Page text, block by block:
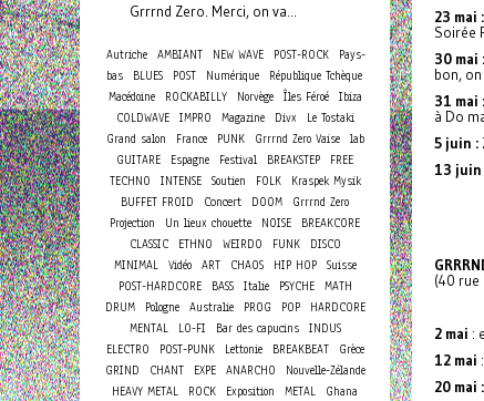
23 mai :
Soirée
30 mai :
bon,
31 mai :
à Do
5 juin :
13 juin
(40 rue
2 mai :
12 mai
20 mai :
Grrrnd Zero. Merci, on va...
Autriche AMBIANT NEW WAVE POST-ROCK
Pays-
bas
BLUES POST Numérique
République Tchèque
Macédoine
ROCKABILLY Norvège Îles Féroé
Ibiza
COLDWAVE
IMPRO Magazine Divx
Le Tostaki
Grand salon
France PUNK Grrrnd Zero Vaise
lab
GUITARE
Espagne Festival BREAKSTEP
FREE
TECHNO
INTENSE Soutien FOLK
Kraspek Mysik
BUFFET FROID
Concert DOOM
Grrrnd Zero
Projection
Un lieux chouette NOISE
BREAKCORE
CLASSIC
ETHNO WEIRDO FUNK
DISCO
MINIMAL
Vidéo ART CHAOS HIP HOP
Suisse
POST-HARDCORE
BASS Italie PSYCHE
MATH
DRUM
Pologne Australie PROG POP
HARDCORE
MENTAL
LO-FI Bar des capucins
INDUS
ELECTRO
POST-PUNK Lettonie BREAKBEAT
Grèce
GRIND
CHANT EXPE ANARCHO
Nouvelle-Zélande
HEAVY METAL
ROCK Exposition METAL
Ghana